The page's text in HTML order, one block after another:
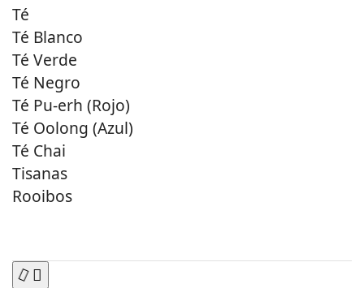
Té
Té Blanco
Té Verde
Té Negro
Té Pu-erh (Rojo)
Té Oolong (Azul)
Té Chai
Tisanas
Rooibos